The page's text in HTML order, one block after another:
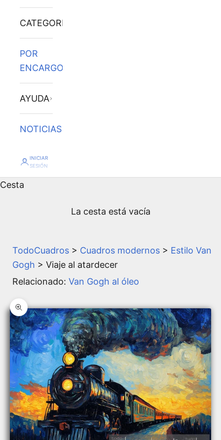
CATEGORÍAS
POR
ENCARGO
AYUDA
NOTICIAS
INICIAR
SESIÓN
Cesta
La cesta está vacía
TodoCuadros > Cuadros modernos > Estilo Van
Gogh > Viaje al atardecer
Relacionado: Van Gogh al óleo
Zoom